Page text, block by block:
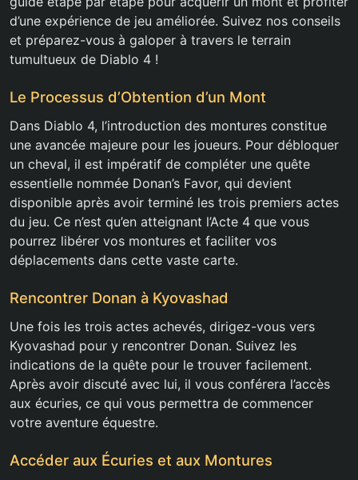
d’une expérience de jeu améliorée. Suivez nos conseils
et préparez-vous à galoper à travers le terrain
tumultueux de Diablo 4 !
Le Processus d’Obtention d’un Mont
Dans Diablo 4, l’introduction des montures constitue
une avancée majeure pour les joueurs. Pour débloquer
un cheval, il est impératif de compléter une quête
essentielle nommée Donan’s Favor, qui devient
disponible après avoir terminé les trois premiers actes
du jeu. Ce n’est qu’en atteignant l’Acte 4 que vous
pourrez libérer vos montures et faciliter vos
déplacements dans cette vaste carte.
Rencontrer Donan à Kyovashad
Une fois les trois actes achevés, dirigez-vous vers
Kyovashad pour y rencontrer Donan. Suivez les
indications de la quête pour le trouver facilement.
Après avoir discuté avec lui, il vous conférera l’accès
aux écuries, ce qui vous permettra de commencer
votre aventure équestre.
Accéder aux Écuries et aux Montures